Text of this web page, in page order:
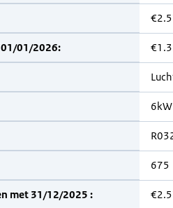
01/01/2026:
6kW
675
met 31/12/2025 :